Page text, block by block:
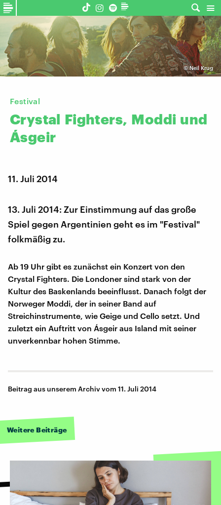
©Neil Krug
Festival
Crystal Fighters, Moddi und
Ásgeir
11. Juli 2014
13. Juli 2014: Zur Einstimmung auf das große
Spiel gegen Argentinien geht es im "Festival"
folkmäßig zu.
Ab 19 Uhr gibt es zunächst ein Konzert von den
Crystal Fighters. Die Londoner sind stark von der
Kultur des Baskenlands beeinflusst. Danach folgt der
Norweger Moddi, der in seiner Band auf
Streichinstrumente, wie Geige und Cello setzt. Und
zuletzt ein Auftritt von Ásgeir aus Island mit seiner
unverkennbar hohen Stimme.
Beitrag aus unserem Archiv vom 11. Juli 2014
Weitere Beiträge